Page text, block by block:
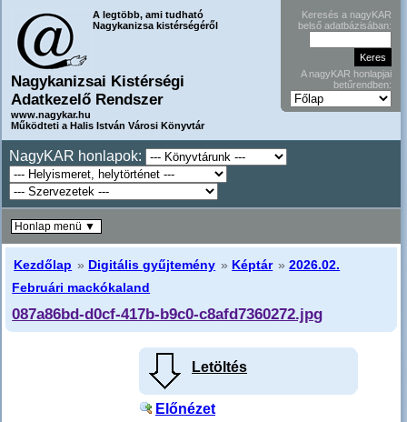
A legtöbb, ami tudható
Nagykanizsa kistérségéről
Nagykanizsai Kistérségi
Adatkezelő Rendszer
www.nagykar.hu
Működteti a Halis István Városi Könyvtár
Keresés a nagyKAR
belső adatbázisában:
A nagyKAR honlapjai
betűrendben:
NagyKAR honlapok:
Kezdőlap » Digitális gyűjtemény » Képtár »2026.02.
Februári mackókaland
087a86bd-d0cf-417b-b9c0-c8afd7360272.jpg
Letöltés
Előnézet
Honlap menü ▼